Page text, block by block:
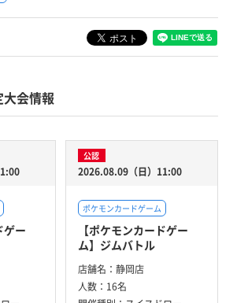
会情報
ゲー
公認
2026.08.09（日）11:00
ポケモンカードゲーム
【ポケモンカードゲー
ム】ジムバトル
店舗名： 静岡店
人数： 16名